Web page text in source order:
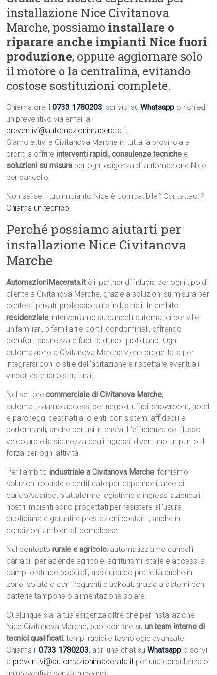
installazione Nice Civitanova
Marche, possiamo installare o
riparare anche impianti Nice fuori
produzione, oppure aggiornare solo
il motore o la centralina, evitando
costose sostituzioni complete.
Chiama ora il0733 1780203, scrivici suWhatsapp o richiedi
un preventivo via email a
preventivi@automazionimacerata.it.
Siamo attivi a Civitanova Marche in tutta la provincia e
pronti a offrire interventi rapidi, consulenze tecniche e
soluzioni su misura per ogni esigenza di automazione Nice
per cancello.
Non sai se il tuo impianto Nice è compatibile? Contattaci ?
Chiama un tecnico
Perché possiamo aiutarti per
installazione Nice Civitanova
Marche
AutomazioniMacerata.itè il partner di fiducia per ogni tipo di
cliente a Civitanova Marche, grazie a soluzioni su misura per
contesti privati, professionali e industriali. In ambito
residenziale, interveniamo su cancelli automatici per ville
unifamiliari, bifamiliari e cortili condominiali, offrendo
comfort, sicurezza e facilità d’uso quotidiano. Ogni
automazione a Civitanova Marche viene progettata per
integrarsi con lo stile dell’abitazione e rispettare eventuali
vincoli estetici o strutturali.
Nel settorecommerciale di Civitanova Marche,
automatizziamo accessi per negozi, uffici, showroom, hotel
e parcheggi destinati ai clienti, con sistemi affidabili e
performanti, anche per usi intensivi. L’efficienza del flusso
veicolare e la sicurezza degli ingressi diventano un punto di
forza per ogni attività.
Per l’ambito industriale a Civitanova Marche, forniamo
soluzioni robuste e certificate per capannoni, aree di
carico/scarico, piattaforme logistiche e ingressi aziendali. I
nostri impianti sono progettati per resistere all’usura
quotidiana e garantire prestazioni costanti, anche in
condizioni ambientali complesse.
Nel contestorurale e agricolo, automatizziamo cancelli
carrabili per aziende agricole, agriturismi, stalle e accessi a
campi o strade poderali, assicurando praticità anche in
zone isolate o con frequenti blackout, grazie a sistemi con
batterie tampone o alimentazione solare.
Qualunque sia la tua esigenza oltre che per installazione
Nice Civitanova Marche, puoi contare suun team interno di
tecnici qualificati, tempi rapidi e tecnologie avanzate.
Chiama il0733 1780203, apri una chat suWhatsapp o scrivi
a preventivi@automazionimacerata.it per una consulenza o